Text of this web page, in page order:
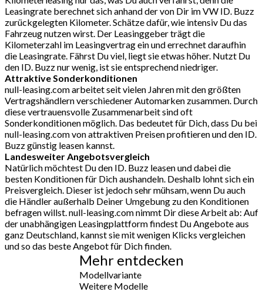
Leasingrate berechnet sich anhand der von Dir im VW ID. Buzz
zurückgelegten Kilometer. Schätze dafür, wie intensiv Du das
Fahrzeug nutzen wirst. Der Leasinggeber trägt die
Kilometerzahl im Leasingvertrag ein und errechnet daraufhin
die Leasingrate. Fährst Du viel, liegt sie etwas höher. Nutzt Du
den ID. Buzz nur wenig, ist sie entsprechend niedriger.
Attraktive Sonderkonditionen
null-leasing.com arbeitet seit vielen Jahren mit den größten
Vertragshändlern verschiedener Automarken zusammen. Durch
diese vertrauensvolle Zusammenarbeit sind oft
Sonderkonditionen möglich. Das bedeutet für Dich, dass Du bei
null-leasing.com von attraktiven Preisen profitieren und den ID.
Buzz günstig leasen kannst.
Landesweiter Angebotsvergleich
Natürlich möchtest Du den ID. Buzz leasen und dabei die
besten Konditionen für Dich aushandeln. Deshalb lohnt sich ein
Preisvergleich. Dieser ist jedoch sehr mühsam, wenn Du auch
die Händler außerhalb Deiner Umgebung zu den Konditionen
befragen willst. null-leasing.com nimmt Dir diese Arbeit ab: Auf
der unabhängigen Leasingplattform findest Du Angebote aus
ganz Deutschland, kannst sie mit wenigen Klicks vergleichen
und so das beste Angebot für Dich finden.
Mehr entdecken
Modellvariante
Weitere Modelle